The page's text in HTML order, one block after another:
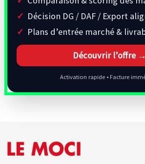
Décision DG / DAF / Export
Plans d’entrée marché &
Découvrir l’offre →
Activation rapide • Facture